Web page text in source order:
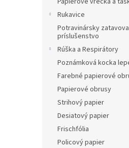
Rukavice
Potravinársky
príslušenstvo
Rúška a Respirátory
Poznámková kocka
Farebné papierové
Papierové obrusy
Strihový papier
Desiatový papier
Frischfólia
Policový papier